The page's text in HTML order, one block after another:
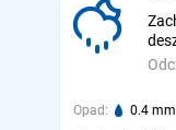
Opad: 0.4 mm